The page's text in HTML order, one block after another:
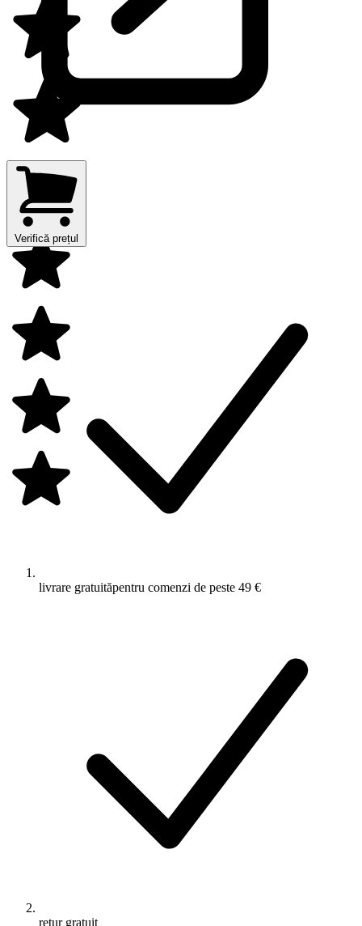
Verifică prețul
livrare gratuităpentru comenzi de peste 49 €
retur gratuit